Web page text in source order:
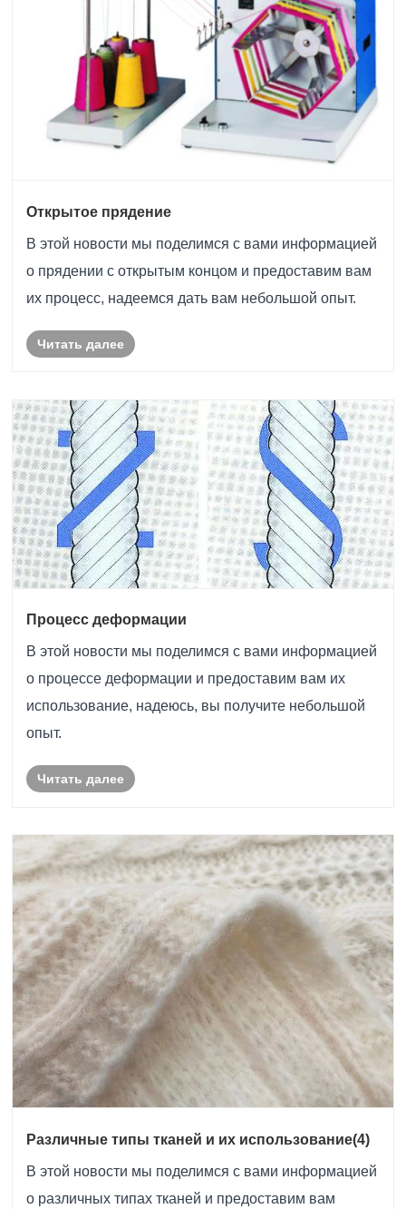
Открытое прядение
В этой новости мы поделимся с вами информацией
о прядении с открытым концом и предоставим вам
их процесс, надеемся дать вам небольшой опыт.
Читать далее
Процесс деформации
В этой новости мы поделимся с вами информацией
о процессе деформации и предоставим вам их
использование, надеюсь, вы получите небольшой
опыт.
Читать далее
Различные типы тканей и их использование(4)
В этой новости мы поделимся с вами информацией
о различных типах тканей и предоставим вам